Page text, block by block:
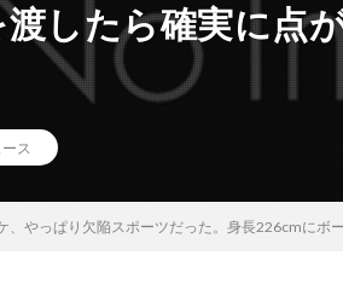
したら確実に点
ス
、やっぱり欠陥スポーツだった。身長226cmにボ